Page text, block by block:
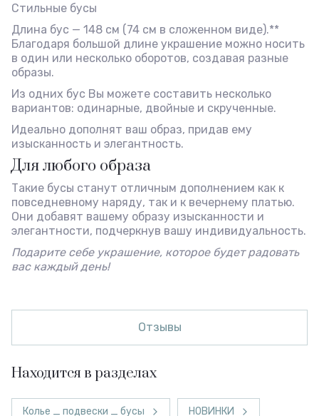
Стильные бусы
Длина бус — 148 см (74 см в сложенном виде).**
Благодаря большой длине украшение можно носить
в один или несколько оборотов, создавая разные
образы.
Из одних бус Вы можете составить несколько
вариантов: одинарные, двойные и скрученные.
Идеально дополнят ваш образ, придав ему
изысканность и элегантность.
Для любого образа
Такие бусы станут отличным дополнением как к
повседневному наряду, так и к вечернему платью.
Они добавят вашему образу изысканности и
элегантности, подчеркнув вашу индивидуальность.
Подарите себе украшение, которое будет радовать
вас каждый день!
Отзывы
Находится в разделах
Колье _ подвески _ бусы НОВИНКИ